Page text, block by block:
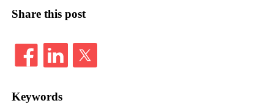
Share this post
Keywords